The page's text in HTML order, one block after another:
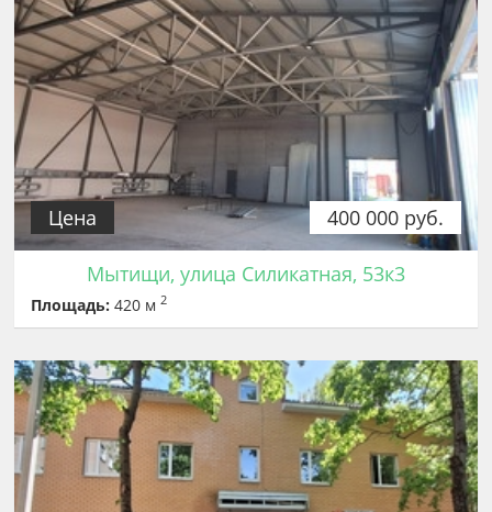
400 000 руб.
Цена
Мытищи, улица Силикатная, 53к3
Площадь: 420 м2